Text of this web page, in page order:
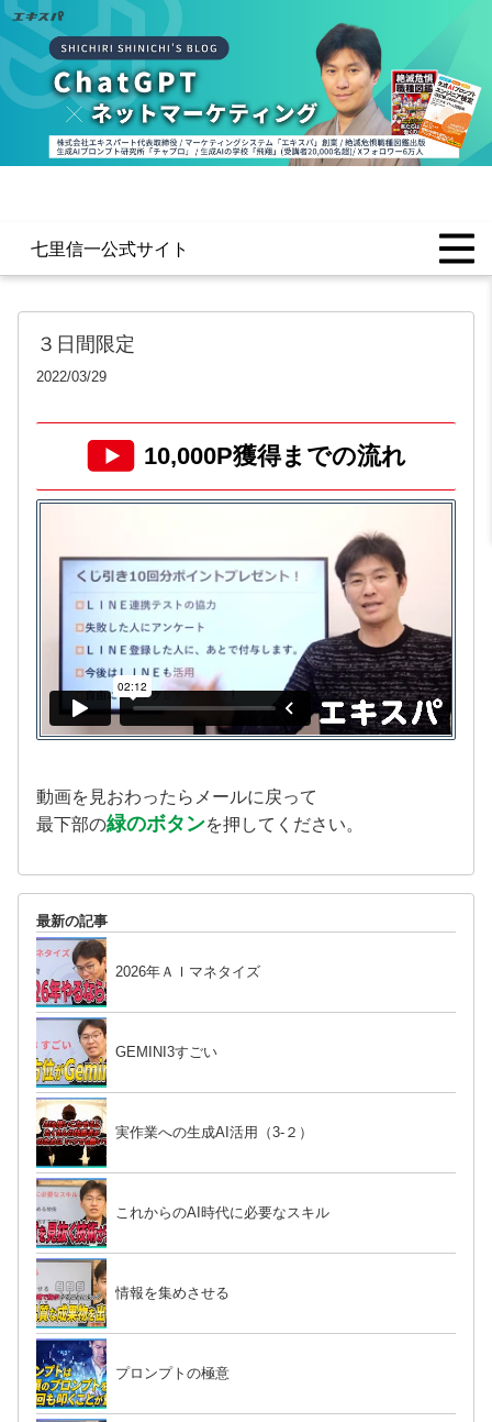
七里信一公式サイト
３日間限定
2022/03/29
10,000P獲得までの流れ
動画を見おわったらメールに戻って
最下部の緑のボタンを押してください。
最新の記事
2026年ＡＩマネタイズ
GEMINI3すごい
実作業への生成AI活用（3-２）
これからのAI時代に必要なスキル
情報を集めさせる
プロンプトの極意